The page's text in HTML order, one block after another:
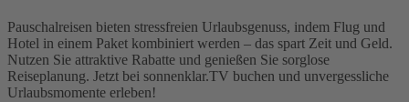
Pauschalreisen bieten stressfreien Urlaubsgenuss, indem Flug und
Hotel in einem Paket kombiniert werden – das spart Zeit und Geld.
Nutzen Sie attraktive Rabatte und genießen Sie sorglose
Reiseplanung. Jetzt bei sonnenklar.TV buchen und unvergessliche
Urlaubsmomente erleben!